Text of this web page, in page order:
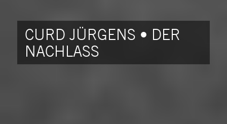
CURD JÜRGENS • DER
NACHLASS